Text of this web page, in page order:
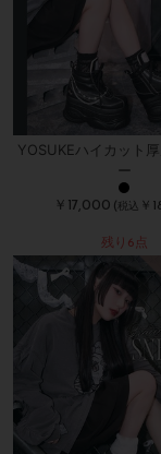
YOSUKEハイカット
ー
￥17,000 (税込 ￥
残り6点